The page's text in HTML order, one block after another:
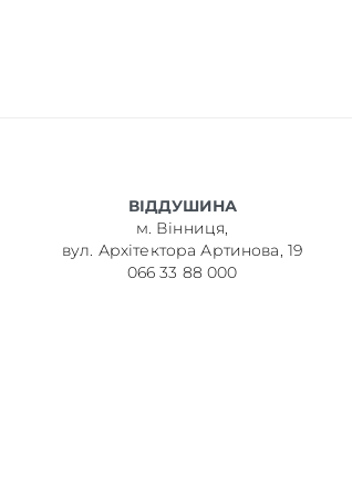
ВІДДУШИНА
м. Вінниця,
вул. Архітектора Артинова, 19
066 33 88 000